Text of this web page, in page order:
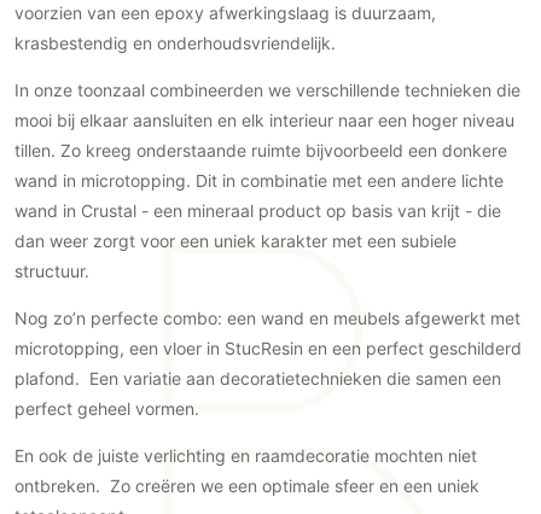
Afwerking
Beton Ciré
Behang / Wandtextiel
Natuursteen en keramiek
Leer
Schilderwerk
Spuitwerk
Technologie
Audio/Video
Thuisbioscoop
Domotica
voorzien van een epoxy afwerkingslaag is duurzaam,
krasbestendig en onderhoudsvriendelijk.
In onze toonzaal combineerden we verschillende technieken die
mooi bij elkaar aansluiten en elk interieur naar een hoger niveau
tillen. Zo kreeg onderstaande ruimte bijvoorbeeld een donkere
wand in microtopping. Dit in combinatie met een andere lichte
wand in Crustal - een mineraal product op basis van krijt - die
dan weer zorgt voor een uniek karakter met een subiele
structuur.
Nog zo’n perfecte combo: een wand en meubels afgewerkt met
microtopping, een vloer in StucResin en een perfect geschilderd
plafond. Een variatie aan decoratietechnieken die samen een
perfect geheel vormen.
En ook de juiste verlichting en raamdecoratie mochten niet
ontbreken. Zo creëren we een optimale sfeer en een uniek